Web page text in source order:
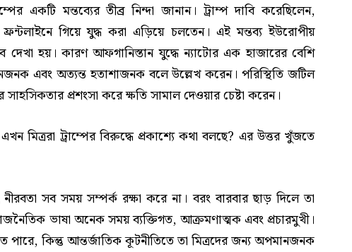
একটি মন্তব্যের তীব্র নিন্দা জানান। ট্রাম্প দাবি করেছিলেন,
গিয়ে যুদ্ধ করা এড়িয়ে চলতেন। এই মন্তব্য ইউরোপীয়
হয়। কারণ আফগানিস্তান যুদ্ধে ন্যাটোর এক হাজারের বেশি
এবং অত্যন্ত হতাশাজনক বলে উল্লেখ করেন। পরিস্থিতি জটিল
প্রশংসা করে ক্ষতি সামাল দেওয়ার চেষ্টা করেন।
মিত্ররা ট্রাম্পের বিরুদ্ধে প্রকাশ্যে কথা বলছে? এর উত্তর খুঁজতে
সব সময় সম্পর্ক রক্ষা করে না। বরং বারবার ছাড় দিলে তা
ভাষা অনেক সময় ব্যক্তিগত, আক্রমণাত্মক এবং প্রচারমুখী।
পারে, কিন্তু আন্তর্জাতিক কূটনীতিতে তা মিত্রদের জন্য অপমানজনক